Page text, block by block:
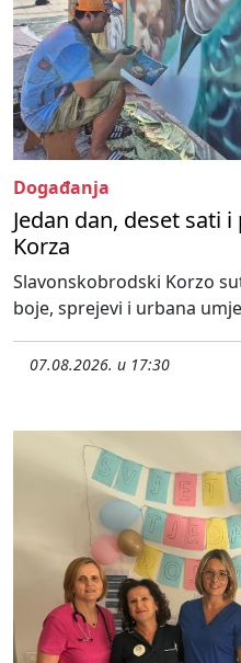
Događanja
Jedan dan, deset sati
Korza
Slavonskobrodski Korzo
boje, sprejevi i urbana
07.08.2026. u 17:30